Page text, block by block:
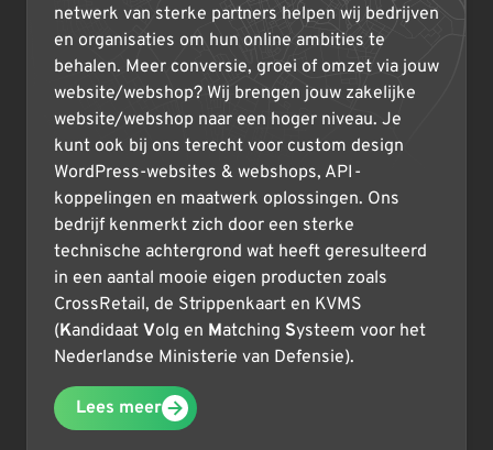
netwerk van sterke partners helpen wij bedrijven
en organisaties om hun online ambities te
behalen. Meer conversie, groei of omzet via jouw
website/webshop? Wij brengen jouw zakelijke
website/webshop naar een hoger niveau. Je
kunt ook bij ons terecht voor custom design
WordPress-websites & webshops, API-
koppelingen en maatwerk oplossingen. Ons
bedrijf kenmerkt zich door een sterke
technische achtergrond wat heeft geresulteerd
in een aantal mooie eigen producten zoals
CrossRetail, de Strippenkaart en KVMS
(Kandidaat Volg en Matching Systeem voor het
Nederlandse Ministerie van Defensie).
Lees meer